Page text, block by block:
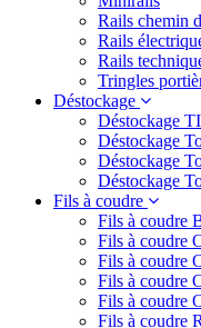
Rails chemin
Rails
Rails
Tringles
Déstockage
Déstockage
Déstockage
Déstockage
Déstockage
Fils à coudre
Fils à coudre
Fils à
Fils à coudre
Fils à coudre
Fils à coudre
Fils à coudre